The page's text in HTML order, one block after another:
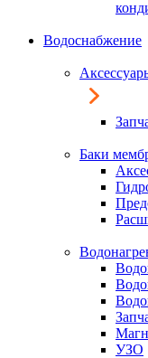
Водоснабжение
Баки
УЗО